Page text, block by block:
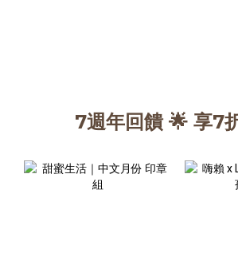
7週年回饋 🌟 享7